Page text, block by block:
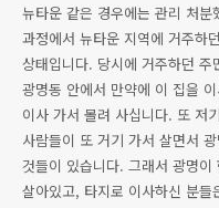
뉴타운 같은 경우에는 관리 처
과정에서 뉴타운 지역에 거주하
상태입니다. 당시에 거주하던
광명동 안에서 만약에 이 집을
이사 가서 몰려 사십니다. 또 저
사람들이 또 거기 가서 살면서
것들이 있습니다. 그래서 광명
살아있고, 타지로 이사하신 분